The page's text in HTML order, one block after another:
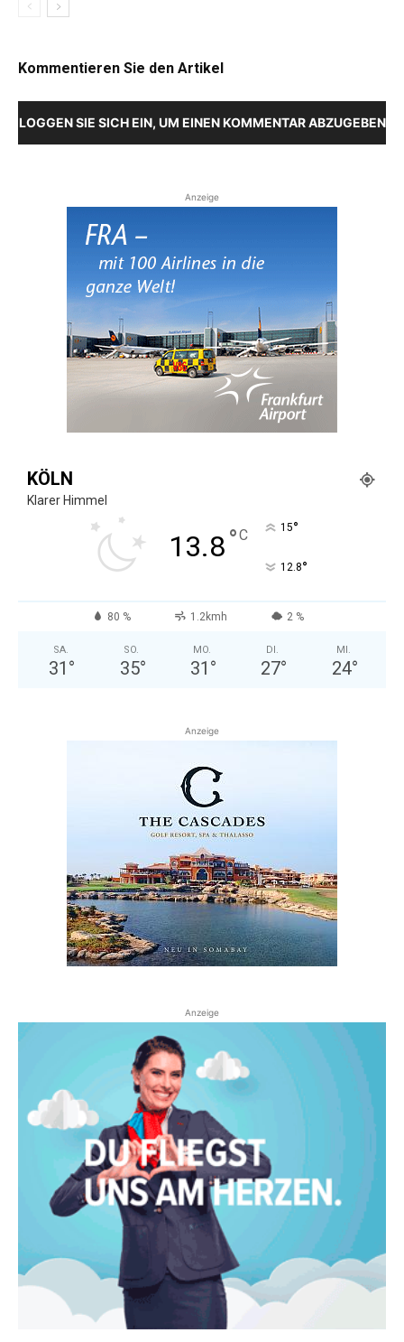
Kommentieren Sie den Artikel
LOGGEN SIE SICH EIN, UM EINEN KOMMENTAR ABZUGEBEN
Anzeige
KÖLN
Klarer Himmel
13.8°C 15°
12.8°
80 % 1.2kmh 2 %
SA.
31 °
SO.
35°
MO.
31 °
DI.
27°
MI.
24°
Anzeige
Anzeige